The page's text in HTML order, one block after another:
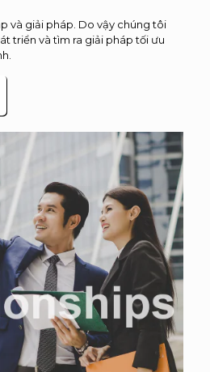
và giải pháp. Do vậy chúng tôi
triển và tìm ra giải pháp tối ưu